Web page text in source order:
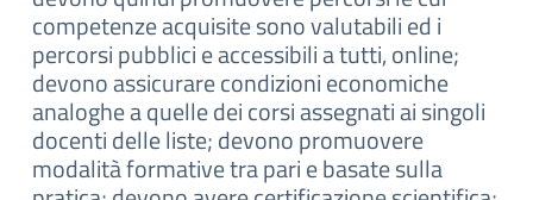
competenze acquisite sono valutabili ed i
percorsi pubblici e accessibili a tutti, online;
devono assicurare condizioni economiche
analoghe a quelle dei corsi assegnati ai singoli
docenti delle liste; devono promuovere
modalità formative tra pari e basate sulla